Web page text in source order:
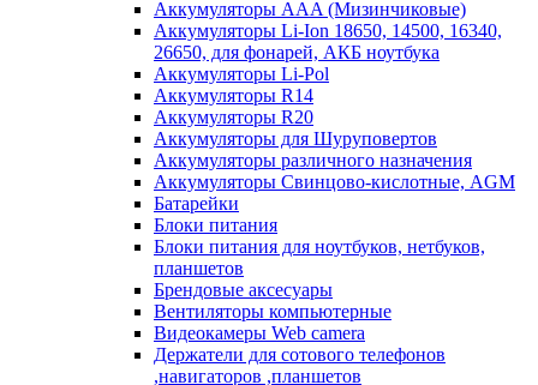
Аккумуляторы AAA (Мизинчиковые)
Аккумуляторы Li-Ion 18650, 14500, 16340,
26650, для фонарей, АКБ ноутбука
Аккумуляторы Li-Pol
Аккумуляторы R14
Аккумуляторы R20
Аккумуляторы для Шуруповертов
Аккумуляторы различного назначения
Аккумуляторы Свинцово-кислотные, AGM
Батарейки
Блоки питания
Блоки питания для ноутбуков, нетбуков,
планшетов
Брендовые аксесуары
Вентиляторы компьютерные
Видеокамеры Web camera
Держатели для сотового телефонов
,навигаторов ,планшетов